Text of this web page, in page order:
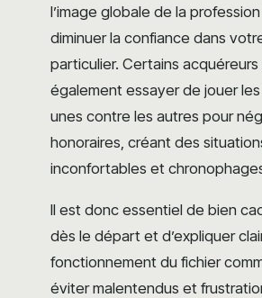
l’image globale de la
diminuer la confiance dans
particulier. Certains
également essayer de jouer
unes contre les autres pour
honoraires, créant des
inconfortables et
Il est donc essentiel de bien
dès le départ et d’expliquer
fonctionnement du fichier
éviter malentendus et